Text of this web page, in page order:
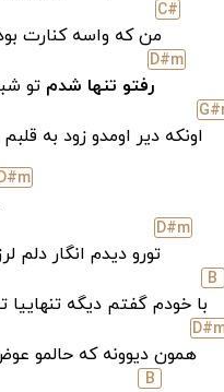
C#
من که واسه کنارت
D#m
رفتو تنها شدم تو
G#
اونکه دیر اومدو زود به
m
D#m
تورو دیدم انگار دلم
B
با خودم گفتم دیگه تنهاییا
D#
همون دیوونه که حالمو
B